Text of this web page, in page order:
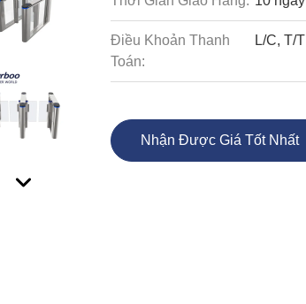
Điều Khoản Thanh
Toán:
L/C, T/T
Nhận Được Giá Tốt Nhất